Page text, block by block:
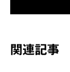
関連記事